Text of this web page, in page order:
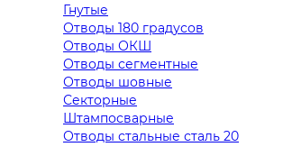
Гнутые
Отводы 180 градусов
Отводы ОКШ
Отводы сегментные
Отводы шовные
Секторные
Штампосварные
Отводы стальные сталь 20